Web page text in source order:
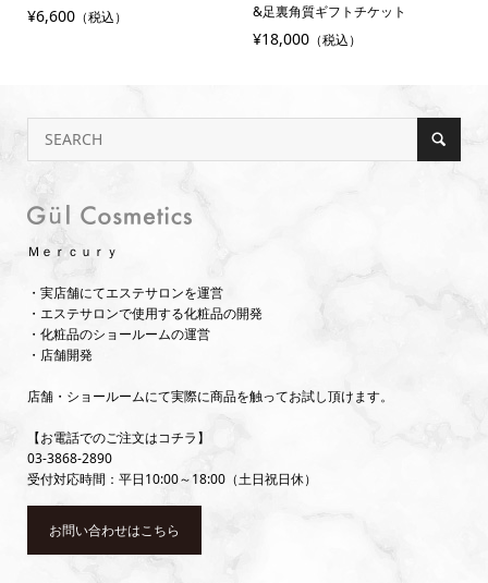
¥6,600（税込）
&足裏角質ギフトチケット
¥18,000（税込）
Ｍｅｒｃｕｒｙ
・実店舗にてエステサロンを運営
・エステサロンで使用する化粧品の開発
・化粧品のショールームの運営
・店舗開発
店舗・ショールームにて実際に商品を触ってお試し頂けます。
【お電話でのご注文はコチラ】
03-3868-2890
受付対応時間：平日10:00～18:00（土日祝日休）
お問い合わせはこちら